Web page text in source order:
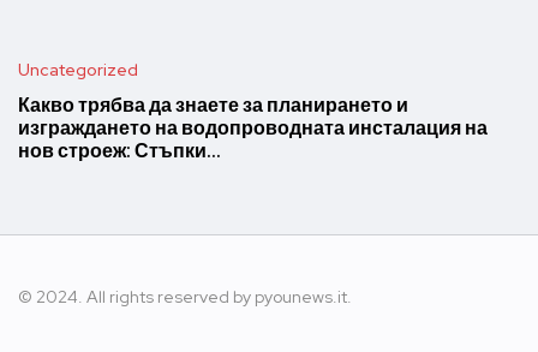
Uncategorized
Какво трябва да знаете за планирането и
изграждането на водопроводната инсталация на
нов строеж: Стъпки…
© 2024. All rights reserved by pyounews.it.